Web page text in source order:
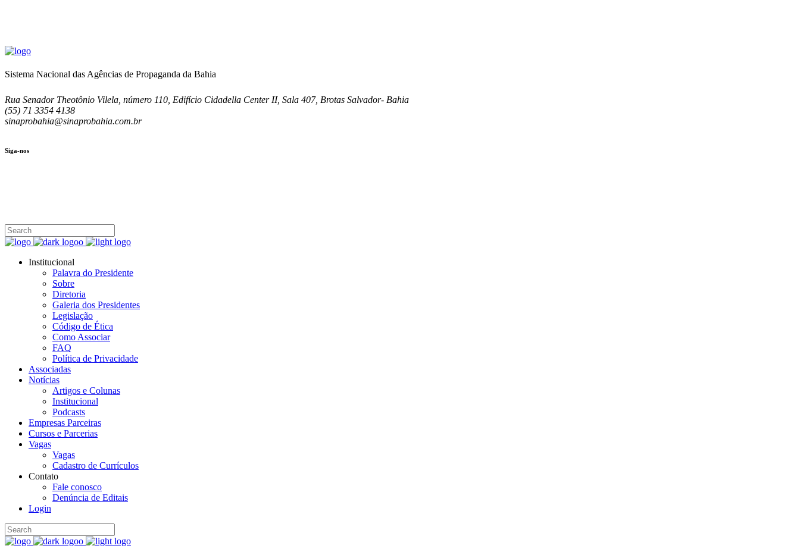
Sistema Nacional das Agências de Propaganda da Bahia
Rua Senador Theotônio Vilela, número 110, Edifício Cidadella Center II, Sala 407, Brotas Salvador- Bahia
(55) 71 3354 4138
sinaprobahia@sinaprobahia.com.br
Siga-nos
Institucional
Palavra do Presidente
Sobre
Diretoria
Galeria dos Presidentes
Legislação
Código de Ética
Como Associar
FAQ
Política de Privacidade
Associadas
Notícias
Artigos e Colunas
Institucional
Podcasts
Empresas Parceiras
Cursos e Parcerias
Vagas
Vagas
Cadastro de Currículos
Contato
Fale conosco
Denúncia de Editais
Login